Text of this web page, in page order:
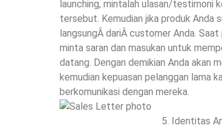
launching, mintalah ulasan/testimoni
tersebut. Kemudian jika produk Anda
langsungÂ dariÂ customer Anda.
minta saran dan masukan untuk
datang. Dengan demikian Anda akan
kemudian kepuasan pelanggan lama
berkomunikasi dengan mereka.
Identitas